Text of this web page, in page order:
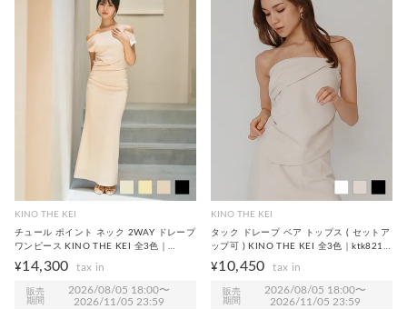
KINO THE KEI
チュール ポイント ネック 2WAY ドレープ
ワンピース KINO THE KEI 全3色｜
ktk331-0256【2】
¥14,300
販売
期間
2026/08/05 18:00〜
2026/11/05 23:59
KINO THE KEI
タック ドレープ ベア トップス ( セットア
ップ可 ) KINO THE KEI 全3色｜ktk821-
0270【3】
¥10,450
販売
期間
2026/08/05 18:00〜
2026/11/05 23:59